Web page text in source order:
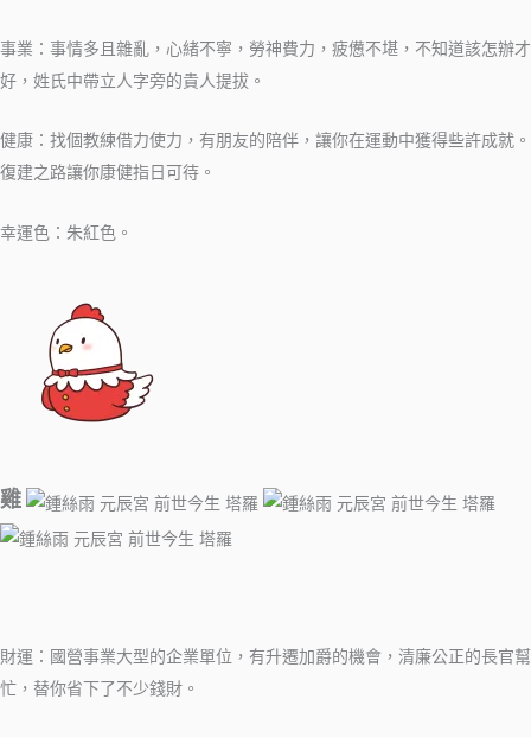
事業：事情多且雜亂，心緒不寧，勞神費力，疲憊不堪，不知道該怎辦才
好，姓氏中帶立人字旁的貴人提拔。
健康：找個教練借力使力，有朋友的陪伴，讓你在運動中獲得些許成就。
復建之路讓你康健指日可待。
幸運色：朱紅色。
雞
財運：國營事業大型的企業單位，有升遷加爵的機會，清廉公正的長官幫
忙，替你省下了不少錢財。